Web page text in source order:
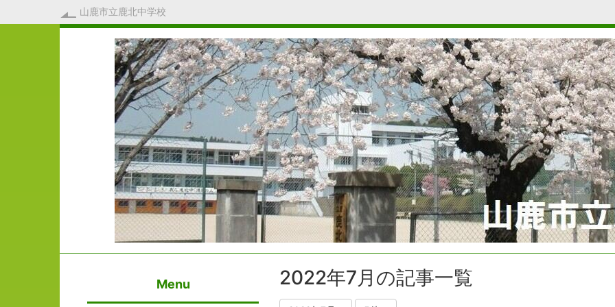
山鹿市立鹿北中学校
2022年7月の記事一覧
Menu